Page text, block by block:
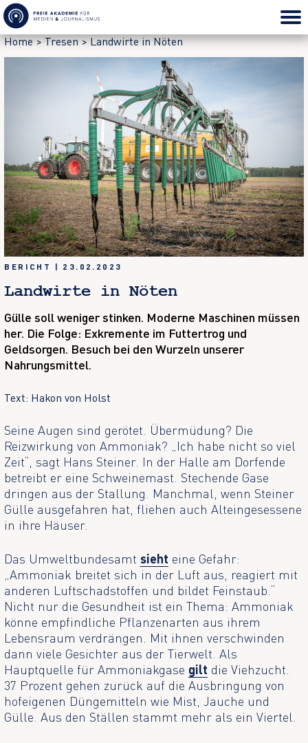
Home>Tresen>Landwirte in Nöten
BERICHT | 23.02.2023
Landwirte in Nöten
Gülle soll weniger stinken. Moderne Maschinen müssen
her. Die Folge: Exkremente im Futtertrog und
Geldsorgen. Besuch bei den Wurzeln unserer
Nahrungsmittel.
Text: Hakon von Holst
Seine Augen sind gerötet. Übermüdung? Die
Reizwirkung von Ammoniak? „Ich habe nicht so viel
Zeit“, sagt Hans Steiner. In der Halle am Dorfende
betreibt er eine Schweinemast. Stechende Gase
dringen aus der Stallung. Manchmal, wenn Steiner
Gülle ausgefahren hat, fliehen auch Alteingesessene
in ihre Häuser.
Das Umweltbundesamtsieht eine Gefahr:
„Ammoniak breitet sich in der Luft aus, reagiert mit
anderen Luftschadstoffen und bildet Feinstaub.“
Nicht nur die Gesundheit ist ein Thema: Ammoniak
könne empfindliche Pflanzenarten aus ihrem
Lebensraum verdrängen. Mit ihnen verschwinden
dann viele Gesichter aus der Tierwelt. Als
Hauptquelle für Ammoniakgase gilt die Viehzucht.
37 Prozent gehen zurück auf die Ausbringung von
hofeigenen Düngemitteln wie Mist, Jauche und
Gülle. Aus den Ställen stammt mehr als ein Viertel.